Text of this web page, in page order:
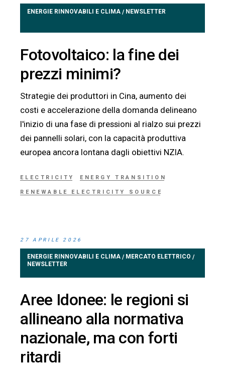
ENERGIE RINNOVABILI E CLIMA / NEWSLETTER
Fotovoltaico: la fine dei
prezzi minimi?
Strategie dei produttori in Cina, aumento dei
costi e accelerazione della domanda delineano
l'inizio di una fase di pressioni al rialzo sui prezzi
dei pannelli solari, con la capacità produttiva
europea ancora lontana dagli obiettivi NZIA.
ELECTRICITY ENERGY TRANSITION
RENEWABLE ELECTRICITY SOURCE
27 APRILE 2026
ENERGIE RINNOVABILI E CLIMA / MERCATO ELETTRICO /
NEWSLETTER
Aree Idonee: le regioni si
allineano alla normativa
nazionale, ma con forti
ritardi